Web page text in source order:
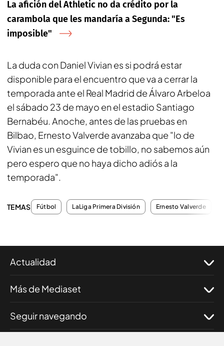
La afición del Athletic no da crédito por la
carambola que les mandaría a Segunda: "Es
imposible"
La duda con Daniel Vivian es si podrá estar
disponible para el encuentro que va a cerrar la
temporada ante el Real Madrid de Álvaro Arbeloa
el sábado 23 de mayo en el estadio Santiago
Bernabéu. Anoche, antes de las pruebas en
Bilbao, Ernesto Valverde avanzaba que "lo de
Vivian es un esguince de tobillo, no sabemos aún
pero espero que no haya dicho adiós a la
temporada".
TEMAS Fútbol LaLiga Primera División Ernesto Valverde
Actualidad
Más de Mediaset
Seguir navegando